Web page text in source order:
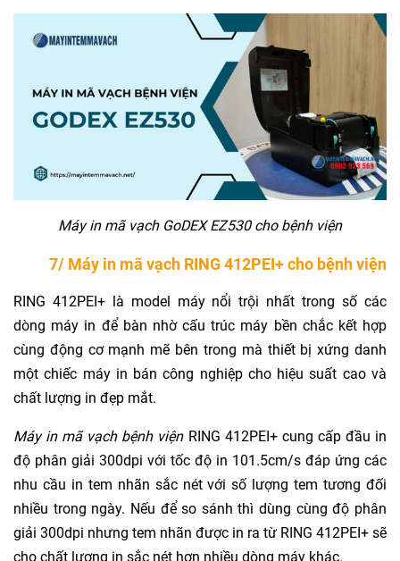
Máy in mã vạch GoDEX EZ530 cho bệnh viện
7/ Máy in mã vạch RING 412PEI+ cho bệnh viện
RING 412PEI+ là model máy nổi trội nhất trong số các
dòng máy in để bàn nhờ cấu trúc máy bền chắc kết hợp
cùng động cơ mạnh mẽ bên trong mà thiết bị xứng danh
một chiếc máy in bán công nghiệp cho hiệu suất cao và
chất lượng in đẹp mắt.
Máy in mã vạch bệnh việnRING 412PEI+ cung cấp đầu in
độ phân giải 300dpi với tốc độ in 101.5cm/s đáp ứng các
nhu cầu in tem nhãn sắc nét với số lượng tem tương đối
nhiều trong ngày. Nếu để so sánh thì dùng cùng độ phân
giải 300dpi nhưng tem nhãn được in ra từ RING 412PEI+ sẽ
cho chất lượng in sắc nét hơn nhiều dòng máy khác.